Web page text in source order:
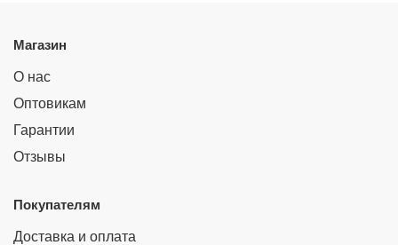
Магазин
О нас
Оптовикам
Гарантии
Отзывы
Покупателям
Доставка и оплата